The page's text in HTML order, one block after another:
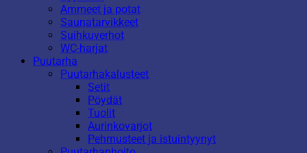
Ammeet ja potat
Saunatarvikkeet
Suihkuverhot
WC-harjat
Puutarha
Puutarhakalusteet
Setit
Pöydät
Tuolit
Aurinkovarjot
Pehmusteet ja istuintyynyt